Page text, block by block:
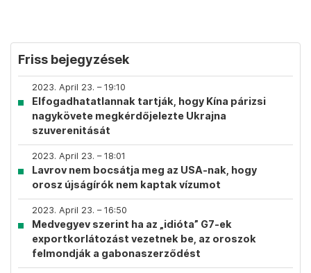
Friss bejegyzések
2023. April 23. – 19:10
Elfogadhatatlannak tartják, hogy Kína párizsi
nagykövete megkérdőjelezte Ukrajna
szuverenitását
2023. April 23. – 18:01
Lavrov nem bocsátja meg az USA-nak, hogy
orosz újságírók nem kaptak vízumot
2023. April 23. – 16:50
Medvegyev szerint ha az „idióta” G7-ek
exportkorlátozást vezetnek be, az oroszok
felmondják a gabonaszerződést